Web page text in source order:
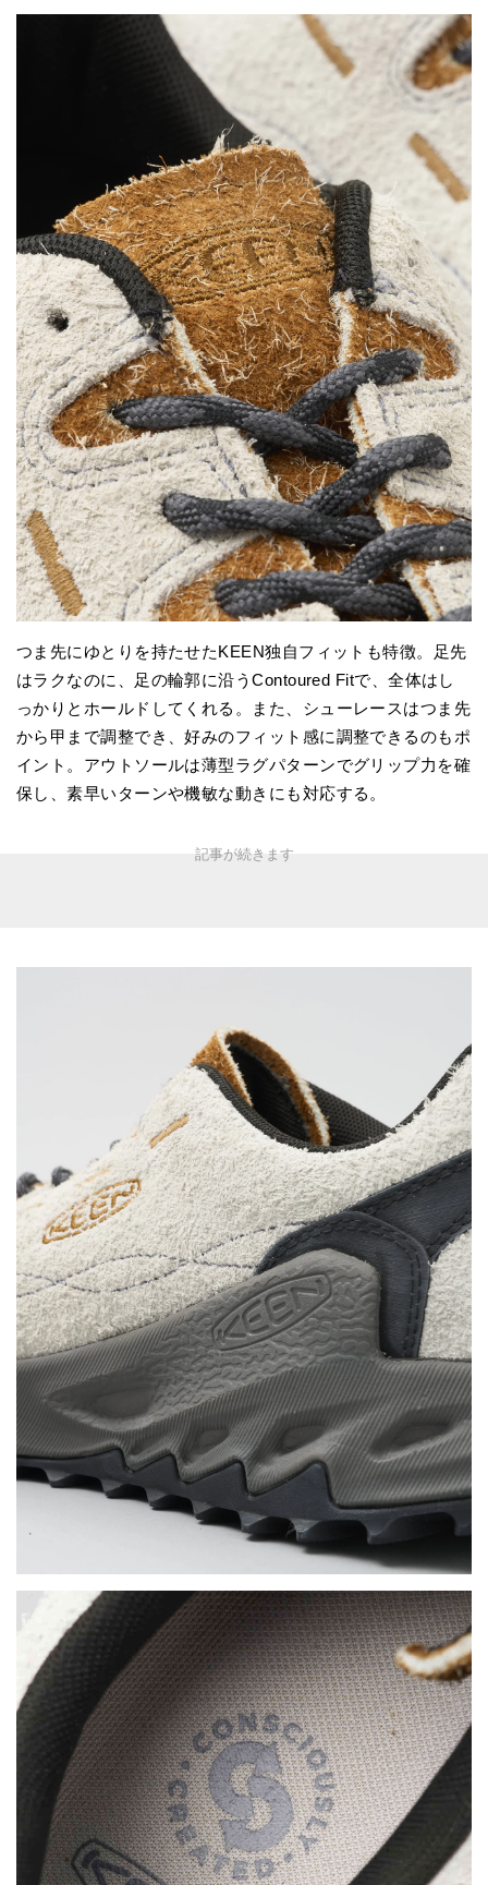
つま先にゆとりを持たせたKEEN独自フィットも特徴。足先
はラクなのに、足の輪郭に沿うContoured Fitで、全体はし
っかりとホールドしてくれる。また、シューレースはつま先
から甲まで調整でき、好みのフィット感に調整できるのもポ
イント。アウトソールは薄型ラグパターンでグリップ力を確
保し、素早いターンや機敏な動きにも対応する。